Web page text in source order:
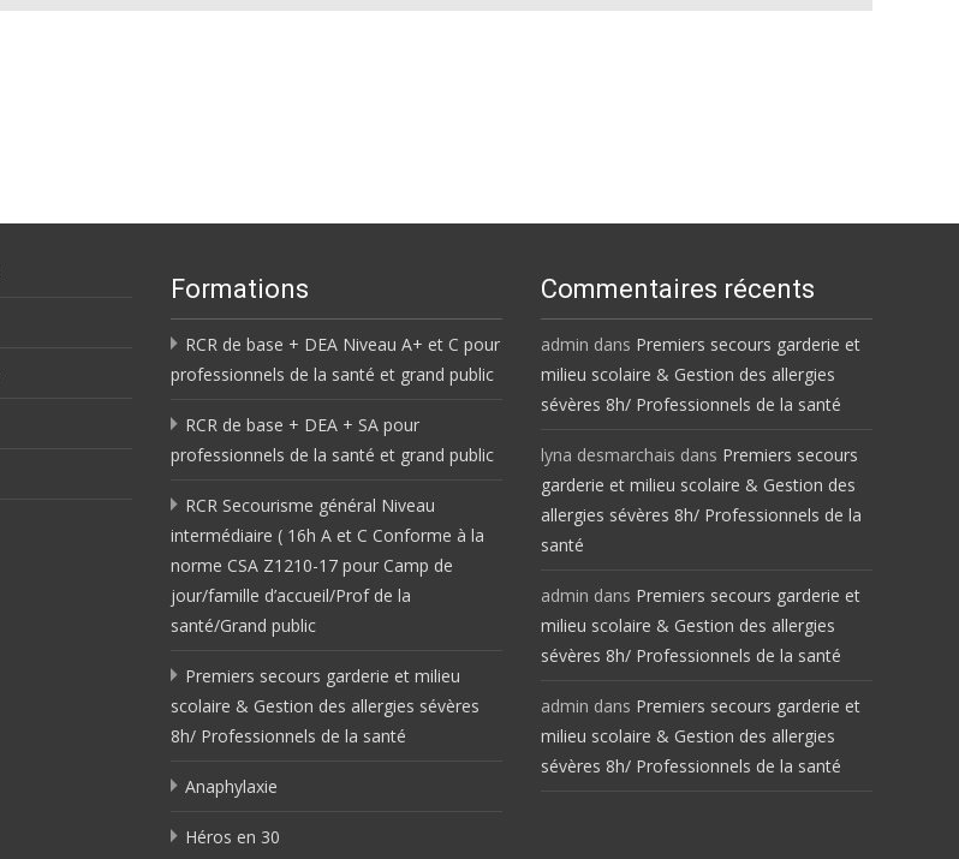
Formations
RCR de base + DEA Niveau A+ et C pour
professionnels de la santé et grand public
RCR de base + DEA + SA pour
professionnels de la santé et grand public
RCR Secourisme général Niveau
intermédiaire ( 16h A et C Conforme à la
norme CSA Z1210-17 pour Camp de
jour/famille d’accueil/Prof de la
santé/Grand public
Premiers secours garderie et milieu
scolaire & Gestion des allergies sévères
8h/ Professionnels de la santé
Anaphylaxie
Héros en 30
Commentaires récents
admin dans Premiers secours garderie et
milieu scolaire & Gestion des allergies
sévères 8h/ Professionnels de la santé
lyna desmarchais dans Premiers secours
garderie et milieu scolaire & Gestion des
allergies sévères 8h/ Professionnels de la
santé
admin dans Premiers secours garderie et
milieu scolaire & Gestion des allergies
sévères 8h/ Professionnels de la santé
admin dans Premiers secours garderie et
milieu scolaire & Gestion des allergies
sévères 8h/ Professionnels de la santé